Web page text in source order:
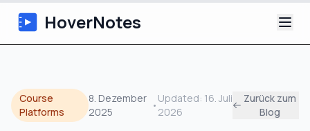
HoverNotes
Extension
Course
Platforms
8. Dezember
2025
•
Updated: 16. Juli
2026
Zurück zum
Blog